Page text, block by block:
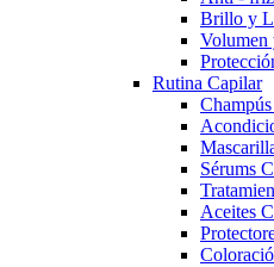
Brillo y
Volumen
Rutina Capilar
Sérums
Aceites